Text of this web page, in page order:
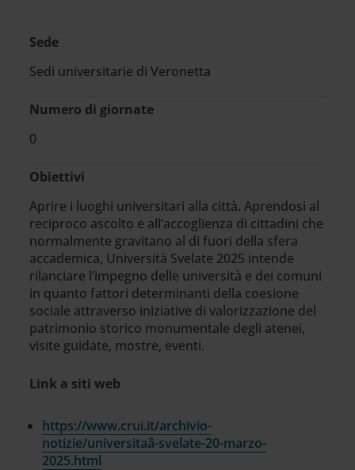
Sede
Sedi universitarie di Veronetta
Numero di giornate
0
Obiettivi
Aprire i luoghi universitari alla città. Aprendosi al
reciproco ascolto e all’accoglienza di cittadini che
normalmente gravitano al di fuori della sfera
accademica, Università Svelate 2025 intende
rilanciare l’impegno delle università e dei comuni
in quanto fattori determinanti della coesione
sociale attraverso iniziative di valorizzazione del
patrimonio storico monumentale degli atenei,
visite guidate, mostre, eventi.
Link a siti web
https://www.crui.it/archivio-
notizie/universitaâ-svelate-20-marzo-
2025.html